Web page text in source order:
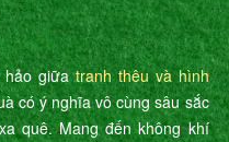
hảo giữatranh thêu và hình
có ý nghĩa vô cùng sâu sắc
quê. Mang đến không khí